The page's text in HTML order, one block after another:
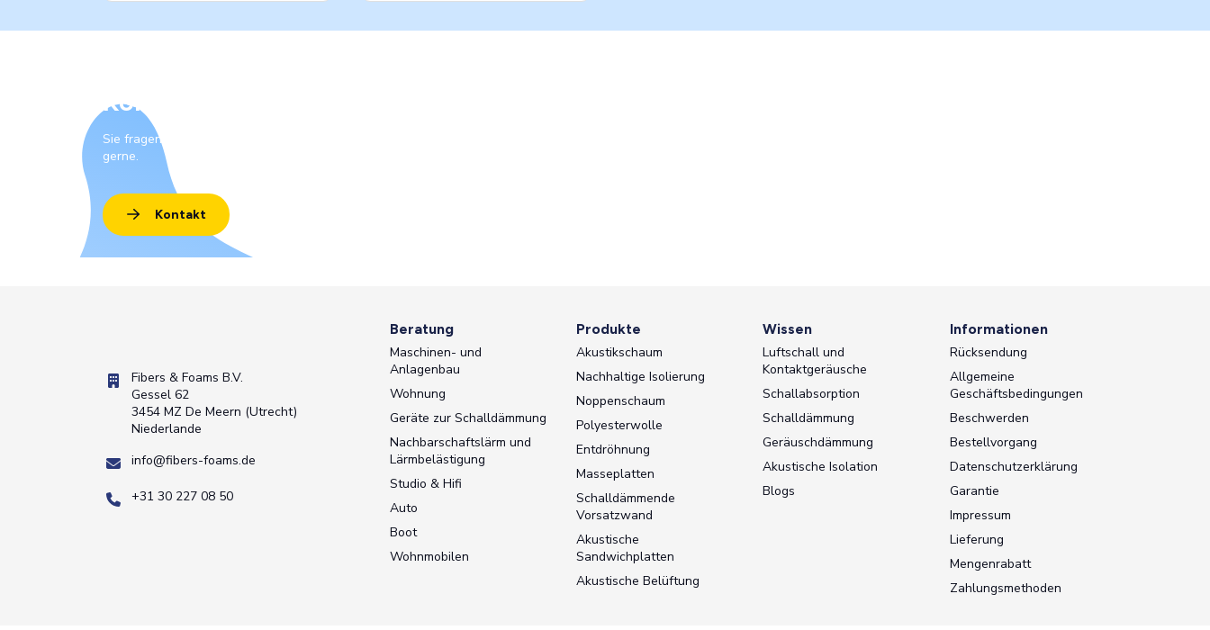
Kontakt
Sie fragen sich, was wir für Sie tun können? Unsere Spezialisten sagen es Ihnen
gerne.
Kontakt
Fibers & Foams B.V.
Gessel 62
3454 MZ De Meern (Utrecht)
Niederlande
info@fibers-foams.de
+31 30 227 08 50
Beratung
Maschinen- und
Anlagenbau
Wohnung
Geräte zur Schalldämmung
Nachbarschaftslärm und
Lärmbelästigung
Studio & Hifi
Auto
Boot
Wohnmobilen
Produkte
Akustikschaum
Nachhaltige Isolierung
Noppenschaum
Polyesterwolle
Entdröhnung
Masseplatten
Schalldämmende
Vorsatzwand
Akustische
Sandwichplatten
Akustische Belüftung
Wissen
Luftschall und
Kontaktgeräusche
Schallabsorption
Schalldämmung
Geräuschdämmung
Akustische Isolation
Blogs
Informationen
Rücksendung
Allgemeine
Geschäftsbedingungen
Beschwerden
Bestellvorgang
Datenschutzerklärung
Garantie
Impressum
Lieferung
Mengenrabatt
Zahlungsmethoden